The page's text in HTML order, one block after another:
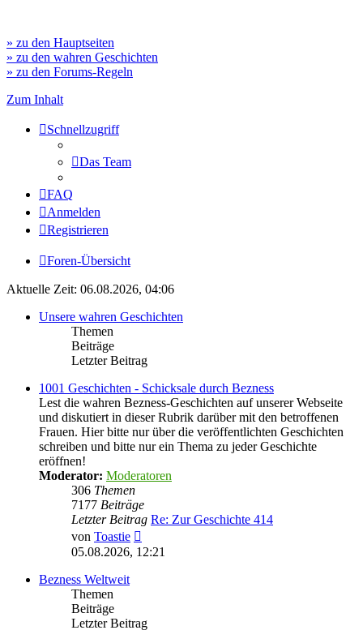
» zu den Hauptseiten
» zu den wahren Geschichten
» zu den Forums-Regeln
Zum Inhalt
Schnellzugriff
Das Team
FAQ
Anmelden
Registrieren
Foren-Übersicht
Aktuelle Zeit: 06.08.2026, 04:06
Unsere wahren Geschichten
Themen
Beiträge
Letzter Beitrag
1001 Geschichten - Schicksale durch Bezness
Lest die wahren Bezness-Geschichten auf unserer Webseite
und diskutiert in dieser Rubrik darüber mit den betroffenen
Frauen. Hier bitte nur über die veröffentlichten Geschichten
schreiben und bitte nur ein Thema zu jeder Geschichte
eröffnen!
Moderator: Moderatoren
306 Themen
7177 Beiträge
Letzter Beitrag Re: Zur Geschichte 414
von Toastie
Beitrag
05.08.2026, 12:21
Bezness Weltweit
Themen
Beiträge
Letzter Beitrag